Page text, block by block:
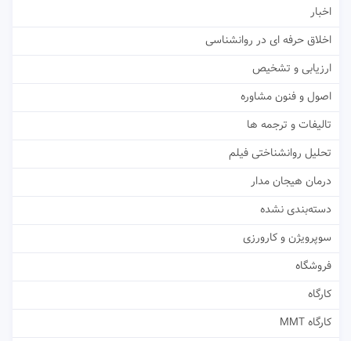
اخبار
اخلاق حرفه ای در روانشناسی
ارزیابی و تشخیص
اصول و فنون مشاوره
تالیفات و ترجمه ها
تحلیل روانشناختی فیلم
درمان هیجان مدار
دسته‌بندی نشده
سوپرویژن و کارورزی
فروشگاه
کارگاه
کارگاه MMT